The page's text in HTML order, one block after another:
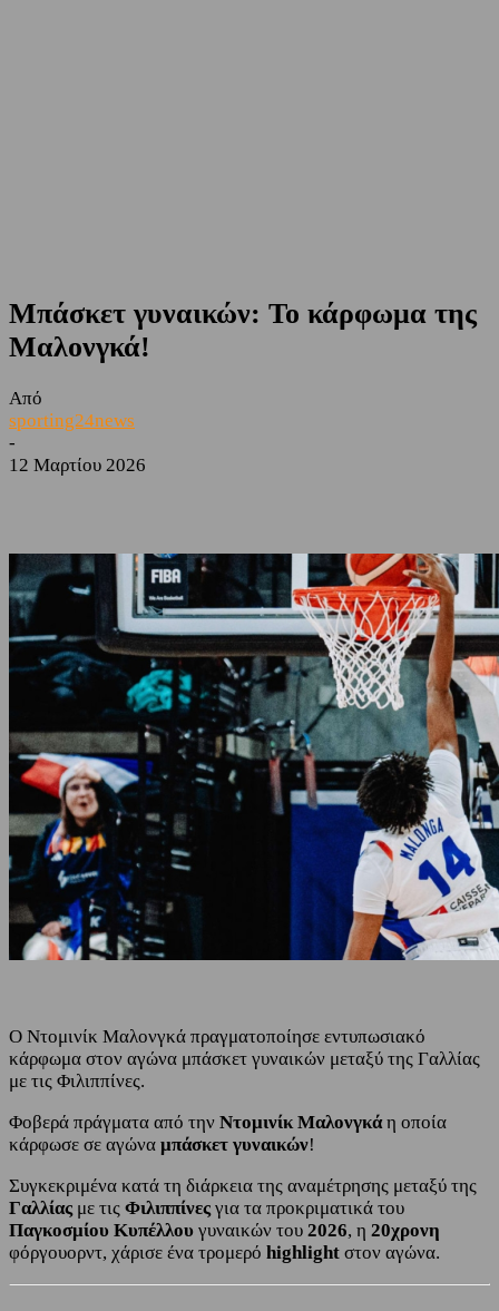
Μπάσκετ γυναικών: Το κάρφωμα της
Μαλονγκά!
Από
sporting24news
-
12 Μαρτίου 2026
Ο Ντομινίκ Μαλονγκά πραγματοποίησε εντυπωσιακό
κάρφωμα στον αγώνα μπάσκετ γυναικών μεταξύ της Γαλλίας
με τις Φιλιππίνες.
Φοβερά πράγματα από την Ντομινίκ Μαλονγκάη οποία
κάρφωσε σε αγώνα μπάσκετ γυναικών!
Συγκεκριμένα κατά τη διάρκεια της αναμέτρησης μεταξύ της
Γαλλίας με τις Φιλιππίνες για τα προκριματικά του
Παγκοσμίου Κυπέλλου γυναικών του 2026, η 20χρονη
φόργουορντ, χάρισε ένα τρομερό highlight στον αγώνα.